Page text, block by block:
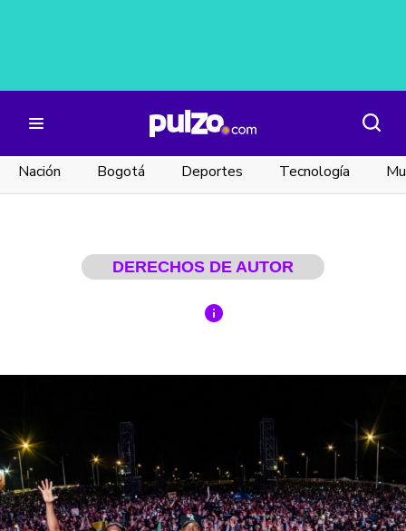
Nación Bogotá Deportes Tecnología
DERECHOS DE AUTOR